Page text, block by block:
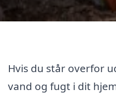
Hvis du står overfor
vand og fugt i dit